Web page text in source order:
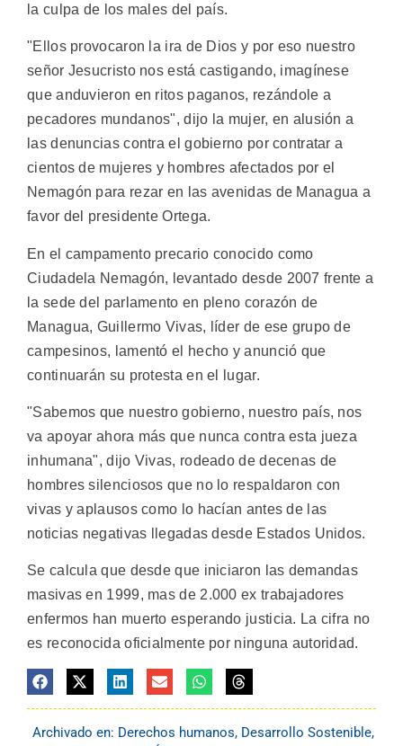
la culpa de los males del país.
"Ellos provocaron la ira de Dios y por eso nuestro
señor Jesucristo nos está castigando, imagínese
que anduvieron en ritos paganos, rezándole a
pecadores mundanos", dijo la mujer, en alusión a
las denuncias contra el gobierno por contratar a
cientos de mujeres y hombres afectados por el
Nemagón para rezar en las avenidas de Managua a
favor del presidente Ortega.
En el campamento precario conocido como
Ciudadela Nemagón, levantado desde 2007 frente a
la sede del parlamento en pleno corazón de
Managua, Guillermo Vivas, líder de ese grupo de
campesinos, lamentó el hecho y anunció que
continuarán su protesta en el lugar.
"Sabemos que nuestro gobierno, nuestro país, nos
va apoyar ahora más que nunca contra esta jueza
inhumana", dijo Vivas, rodeado de decenas de
hombres silenciosos que no lo respaldaron con
vivas y aplausos como lo hacían antes de las
noticias negativas llegadas desde Estados Unidos.
Se calcula que desde que iniciaron las demandas
masivas en 1999, mas de 2.000 ex trabajadores
enfermos han muerto esperando justicia. La cifra no
es reconocida oficialmente por ninguna autoridad.
Archivado en: Derechos humanos, Desarrollo Sostenible,